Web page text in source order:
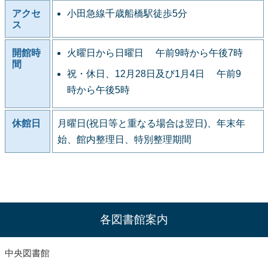
アクセ
ス
小田急線千歳船橋駅徒歩5分
開館時
間
火曜日から日曜日 午前9時から午後7時
祝・休日、12月28日及び1月4日 午前9
時から午後5時
休館日
月曜日(祝日等と重なる場合は翌日)、年末年
始、館内整理日、特別整理期間
各図書館案内
中央図書館